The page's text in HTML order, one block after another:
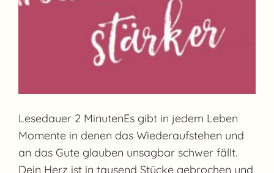
Lesedauer 2 MinutenEs gibt in jedem Leben
Momente in denen das Wiederaufstehen und
an das Gute glauben unsagbar schwer fällt.
Dein Herz ist in tausend Stücke gebrochen und